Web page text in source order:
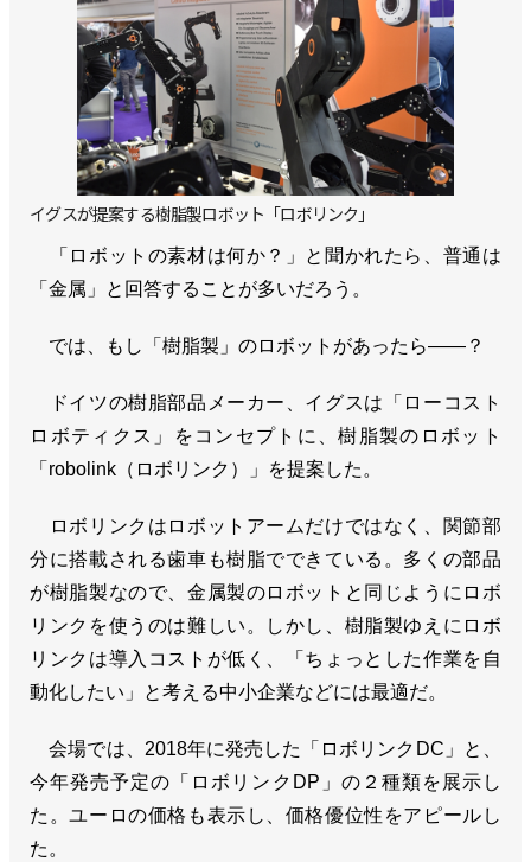
イグスが提案する樹脂製ロボット「ロボリンク」
「ロボットの素材は何か？」と聞かれたら、普通は
「金属」と回答することが多いだろう。
では、もし「樹脂製」のロボットがあったら――？
ドイツの樹脂部品メーカー、イグスは「ローコスト
ロボティクス」をコンセプトに、樹脂製のロボット
「robolink（ロボリンク）」を提案した。
ロボリンクはロボットアームだけではなく、関節部
分に搭載される歯車も樹脂でできている。多くの部品
が樹脂製なので、金属製のロボットと同じようにロボ
リンクを使うのは難しい。しかし、樹脂製ゆえにロボ
リンクは導入コストが低く、「ちょっとした作業を自
動化したい」と考える中小企業などには最適だ。
会場では、2018年に発売した「ロボリンクDC」と、
今年発売予定の「ロボリンクDP」の２種類を展示し
た。ユーロの価格も表示し、価格優位性をアピールし
た。